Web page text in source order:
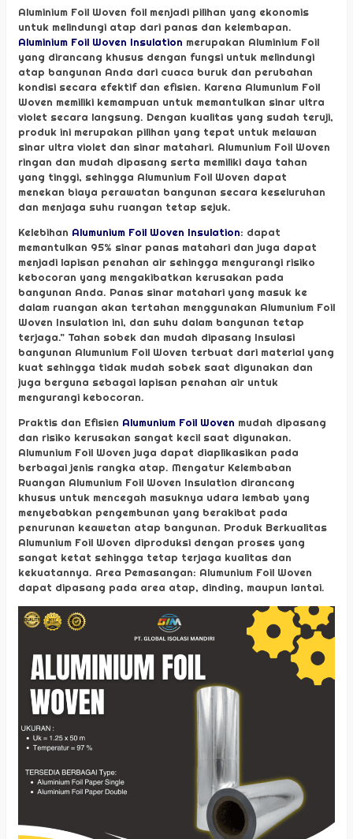
Aluminium Foil Woven foil menjadi pilihan yang ekonomis
untuk melindungi atap dari panas dan kelembapan.
Aluminium Foil Woven Insulation merupakan Aluminium Foil
yang dirancang khusus dengan fungsi untuk melindungi
atap bangunan Anda dari cuaca buruk dan perubahan
kondisi secara efektif dan efisien. Karena Alumunium Foil
Woven memiliki kemampuan untuk memantulkan sinar ultra
violet secara langsung. Dengan kualitas yang sudah teruji,
produk ini merupakan pilihan yang tepat untuk melawan
sinar ultra violet dan sinar matahari. Alumunium Foil Woven
ringan dan mudah dipasang serta memiliki daya tahan
yang tinggi, sehingga Alumunium Foil Woven dapat
menekan biaya perawatan bangunan secara keseluruhan
dan menjaga suhu ruangan tetap sejuk.
Kelebihan Alumunium Foil Woven Insulation: dapat
memantulkan 95% sinar panas matahari dan juga dapat
menjadi lapisan penahan air sehingga mengurangi risiko
kebocoran yang mengakibatkan kerusakan pada
bangunan Anda. Panas sinar matahari yang masuk ke
dalam ruangan akan tertahan menggunakan Alumunium Foil
Woven Insulation ini, dan suhu dalam bangunan tetap
terjaga.” Tahan sobek dan mudah dipasang Insulasi
bangunan Alumunium Foil Woven terbuat dari material yang
kuat sehingga tidak mudah sobek saat digunakan dan
juga berguna sebagai lapisan penahan air untuk
mengurangi kebocoran.
Praktis dan Efisien Alumunium Foil Woven mudah dipasang
dan risiko kerusakan sangat kecil saat digunakan.
Alumunium Foil Woven juga dapat diaplikasikan pada
berbagai jenis rangka atap. Mengatur Kelembaban
Ruangan Alumunium Foil Woven Insulation dirancang
khusus untuk mencegah masuknya udara lembab yang
menyebabkan pengembunan yang berakibat pada
penurunan keawetan atap bangunan. Produk Berkualitas
Alumunium Foil Woven diproduksi dengan proses yang
sangat ketat sehingga tetap terjaga kualitas dan
kekuatannya. Area Pemasangan: Alumunium Foil Woven
dapat dipasang pada area atap, dinding, maupun lantai.